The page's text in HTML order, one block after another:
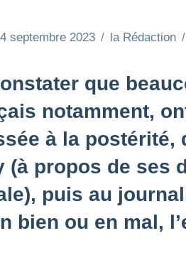
septembre 2023 la Rédaction
que
notamment,
à la postérité,
(à propos de ses
puis au
bien ou en mal,